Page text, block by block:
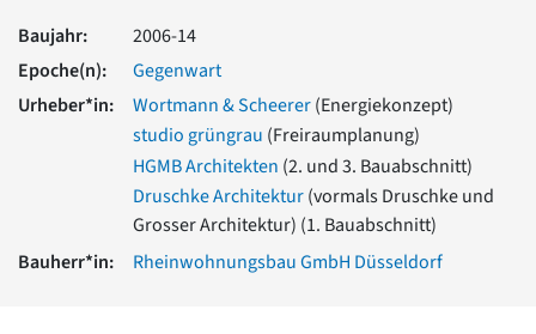
Vorromanik
Römische Antike
Über uns
Über baukunst-nrw
Fachbeirat
Freunde & Förderer
Impressum
Datenschutz
Baujahr:
2006-14
Epoche(n):
Gegenwart
Urheber*in:
Wortmann & Scheerer(Energiekonzept)
studio grüngrau (Freiraumplanung)
HGMB Architekten (2. und 3. Bauabschnitt)
Druschke Architektur(vormals Druschke und
Grosser Architektur) (1. Bauabschnitt)
Bauherr*in:
Rheinwohnungsbau GmbH Düsseldorf